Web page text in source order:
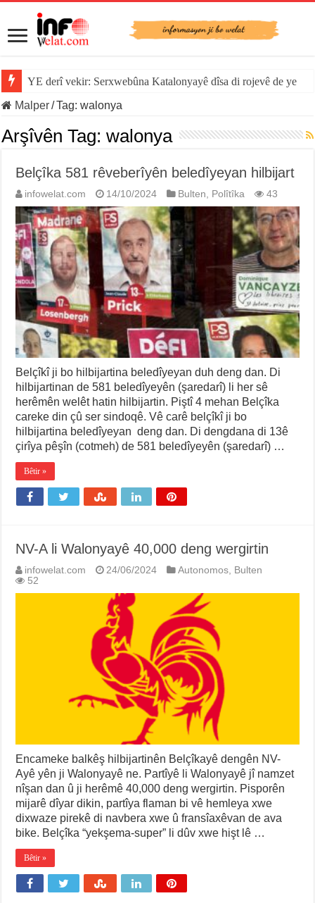
YE derî vekir: Serxwebûna Katalonyayê dîsa di rojevê de ye
Sînorê di navbera Îspanya û Cebelîtariqê de hate rakirin
Malper/Tag:walonya
Arşîvên Tag:walonya
Belçîka 581 rêveberîyên beledîyeyan hilbijart
infowelat.com 14/10/2024 Bulten, Polîtîka 43
Belçîkî ji bo hilbijartina beledîyeyan duh deng dan. Di
hilbijartinan de 581 beledîyeyên (şaredarî) li her sê
herêmên welêt hatin hilbijartin. Piştî 4 mehan Belçîka
careke din çû ser sindoqê. Vê carê belçîkî ji bo
hilbijartina beledîyeyan deng dan. Di dengdana di 13ê
çirîya pêşîn (cotmeh) de 581 beledîyeyên (şaredarî) …
Bêtir »
NV-A li Walonyayê 40,000 deng wergirtin
infowelat.com 24/06/2024 Autonomos, Bulten
52
Encameke balkêş hilbijartinên Belçîkayê dengên NV-
Ayê yên ji Walonyayê ne. Partîyê li Walonyayê jî namzet
nîşan dan û ji herêmê 40,000 deng wergirtin. Pisporên
mijarê dîyar dikin, partîya flaman bi vê hemleya xwe
dixwaze pirekê di navbera xwe û fransîaxêvan de ava
bike. Belçîka “yekşema-super” li dûv xwe hişt lê …
Bêtir »